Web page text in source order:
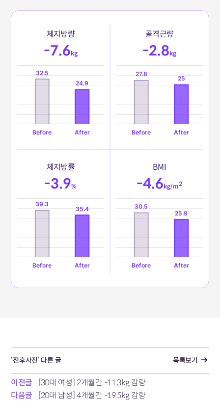
체지방량
-7.6kg
골격근량
-2.8kg
체지방률
-3.9%
BMI
-4.6kg/m2
‘전후사진’ 다른 글 목록보기
이전글
[30대 여성] 2개월간 -11.3kg 감량
다음글
[20대 남성] 4개월간 -19.5kg 감량